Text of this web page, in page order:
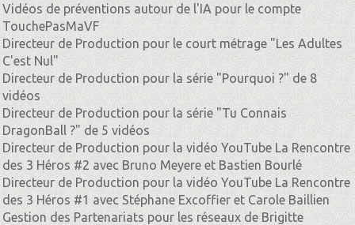
Vidéos de préventions autour de l'IA pour le compte
TouchePasMaVF
Directeur de Production pour le court métrage "Les Adultes
C'est Nul"
Directeur de Production pour la série "Pourquoi ?" de 8
vidéos
Directeur de Production pour la série "Tu Connais
DragonBall ?" de 5 vidéos
Directeur de Production pour la vidéo YouTube La Rencontre
des 3 Héros #2 avec Bruno Meyere et Bastien Bourlé
Directeur de Production pour la vidéo YouTube La Rencontre
des 3 Héros #1 avec Stéphane Excoffier et Carole Baillien
Gestion des Partenariats pour les réseaux de Brigitte